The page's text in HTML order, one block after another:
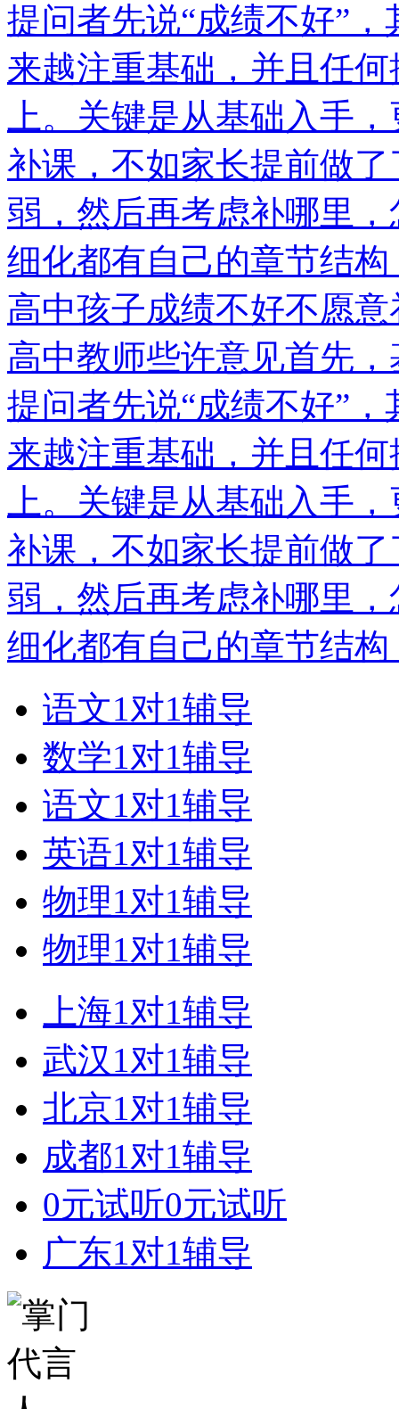
提问者先说“成绩不好”
来越注重基础，并且任
上。关键是从基础入手
补课，不如家长提前做
弱，然后再考虑补哪里
细化都有自己的章节结
高中孩子成绩不好不愿
高中教师些许意见首先
提问者先说“成绩不好”
来越注重基础，并且任
上。关键是从基础入手
补课，不如家长提前做
弱，然后再考虑补哪里
细化都有自己的章节结
语文1对1辅导
数学1对1辅导
语文1对1辅导
英语1对1辅导
物理1对1辅导
物理1对1辅导
上海1对1辅导
武汉1对1辅导
北京1对1辅导
成都1对1辅导
0元试听0元试听
广东1对1辅导